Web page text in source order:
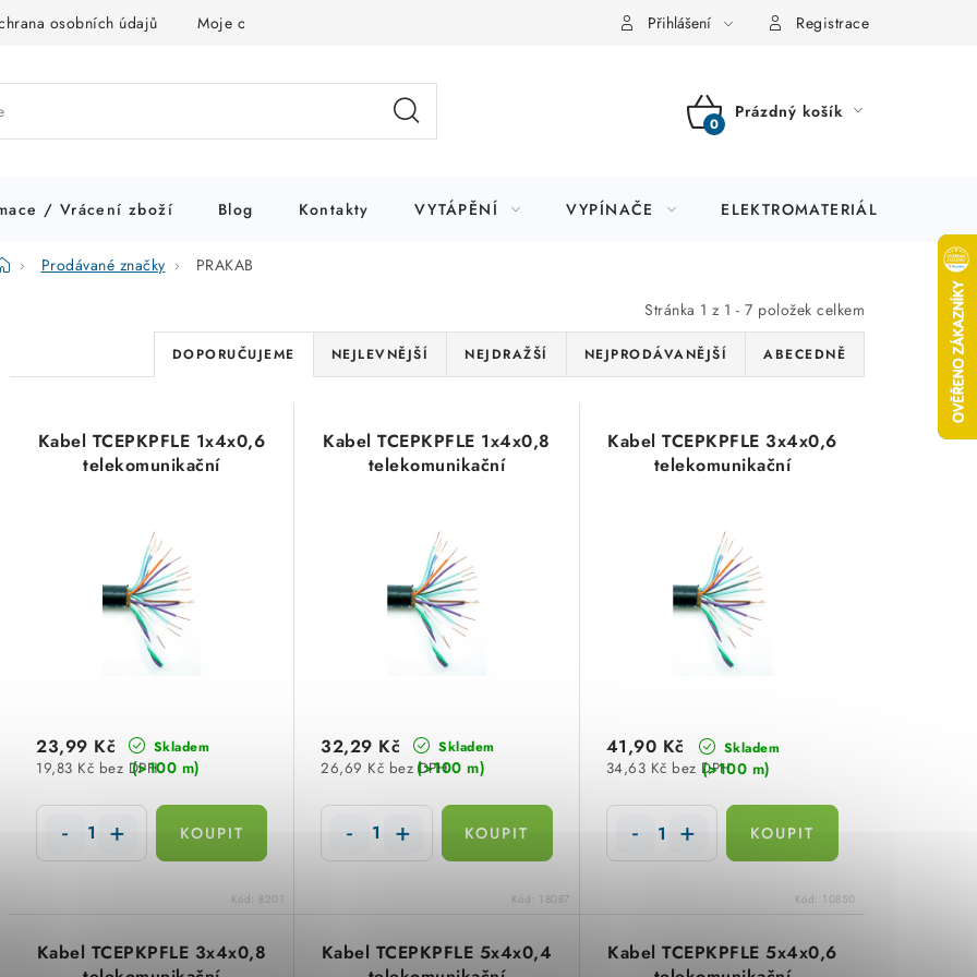
osobních údajů Moje objednávka Přihlášení Registrace
NÁKUPNÍ
Prázdný košík
/ Vrácení zboží Blog Kontakty VYTÁPĚNÍ VYPÍNAČE ELEKTROMATERIÁL
DomůProdávané značky PRAKAB
Stránka 1 z 1 - 7 položek celkem
Ř
a
z
e
í
p
r
o
u
k
t
DOPORUČUJEME NEJLEVNĚJŠÍ NEJDRAŽŠÍ NEJPRODÁVANĚJŠÍ ABECEDNĚ
ů
Kabel TCEPKPFLE 1x4x0,6
telekomunikační
Skladem
(>100 m)
19,83 Kč bez DPH
23,99 Kč
Kód: 8201
Kabel TCEPKPFLE 1x4x0,8
telekomunikační
Skladem
(>100 m)
26,69 Kč bez DPH
32,29 Kč
Kód: 18087
Kabel TCEPKPFLE 3x4x0,6
telekomunikační
Skladem
(>100 m)
34,63 Kč bez DPH
41,90 Kč
Kód: 10850
Kabel TCEPKPFLE 3x4x0,8
Kabel TCEPKPFLE 5x4x0,4
Kabel TCEPKPFLE 5x4x0,6